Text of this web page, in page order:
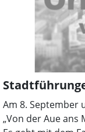
Am 8. September
„Von der Aue ans